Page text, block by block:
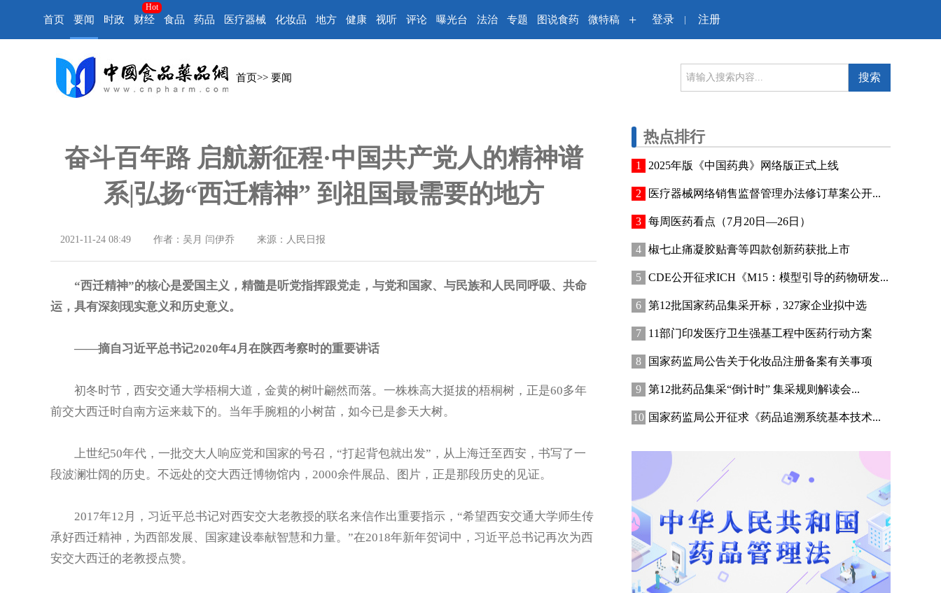
首页 要闻 时政 财经
Hot
食品 药品 医疗器械 化妆品 地方 健康 视听 评论 曝光台 法治 专题 图说食药 微特稿 + 登录 | 注册
首页>> 要闻 搜索
奋斗百年路 启航新征程·中国共产党人的精神谱
系|弘扬“西迁精神” 到祖国最需要的地方
2021-11-24 08:49 作者：吴月 闫伊乔 来源：人民日报
“西迁精神”的核心是爱国主义，精髓是听党指挥跟党走，与党和国家、与民族和人民同呼吸、共命
运，具有深刻现实意义和历史意义。
——摘自习近平总书记2020年4月在陕西考察时的重要讲话
初冬时节，西安交通大学梧桐大道，金黄的树叶翩然而落。一株株高大挺拔的梧桐树，正是60多年
前交大西迁时自南方运来栽下的。当年手腕粗的小树苗，如今已是参天大树。
上世纪50年代，一批交大人响应党和国家的号召，“打起背包就出发”，从上海迁至西安，书写了一
段波澜壮阔的历史。不远处的交大西迁博物馆内，2000余件展品、图片，正是那段历史的见证。
2017年12月，习近平总书记对西安交大老教授的联名来信作出重要指示，“希望西安交通大学师生传
承好西迁精神，为西部发展、国家建设奉献智慧和力量。”在2018年新年贺词中，习近平总书记再次为西
安交大西迁的老教授点赞。
热点排行
2025年版《中国药典》网络版正式上线
医疗器械网络销售监督管理办法修订草案公开...
每周医药看点（7月20日—26日）
椒七止痛凝胶贴膏等四款创新药获批上市
CDE公开征求ICH《M15：模型引导的药物研发...
第12批国家药品集采开标，327家企业拟中选
11部门印发医疗卫生强基工程中医药行动方案
国家药监局公告关于化妆品注册备案有关事项
第12批药品集采“倒计时” 集采规则解读会...
国家药监局公开征求《药品追溯系统基本技术...